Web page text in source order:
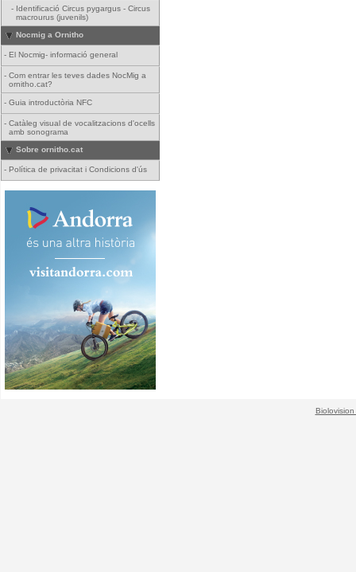
- Identificació Circus pygargus - Circus
macrourus (juvenils)
Nocmig a Ornitho
- El Nocmig- informació general
- Com entrar les teves dades NocMig a
ornitho.cat?
- Guia introductòria NFC
- Catàleg visual de vocalitzacions d'ocells
amb sonograma
Sobre ornitho.cat
- Política de privacitat i Condicions d'ús
Biolovision